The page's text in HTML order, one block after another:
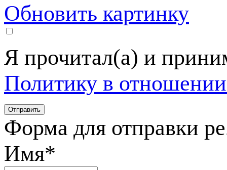
Обновить картинку
Я прочитал(а) и
Политику в
Форма для отправки
Имя*